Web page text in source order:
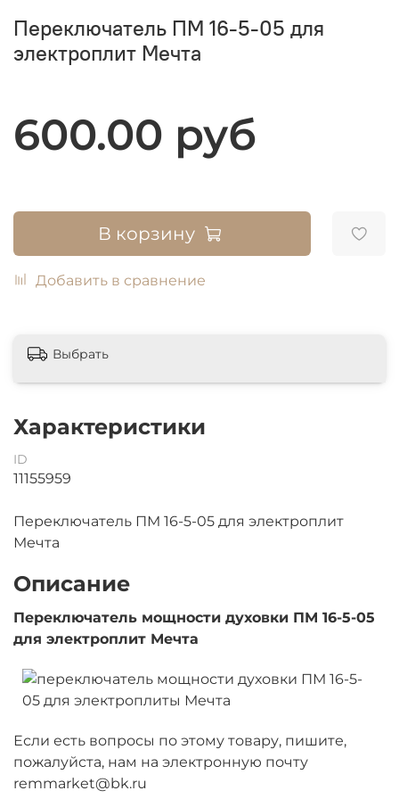
Переключатель ПМ 16-5-05 для
электроплит Мечта
600.00 руб
В корзину
Добавить в сравнение
Характеристики
ID
11155959
Переключатель ПМ 16-5-05 для электроплит
Мечта
Описание
Переключатель мощности духовки ПМ 16-5-05
для электроплит Мечта
Если есть вопросы по этому товару, пишите,
пожалуйста, нам на электронную почту
remmarket@bk.ru
Выбрать